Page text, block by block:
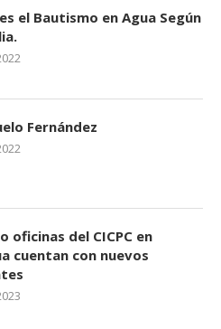
el Bautismo en Agua Según
Fernández
oficinas del CICPC en
cuentan con nuevos